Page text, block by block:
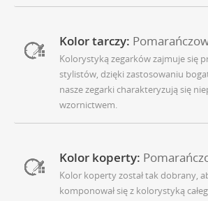
Kolor tarczy:
Kolorystyką zegarków zajmuje się
stylistów, dzięki zastosowaniu
nasze zegarki charakteryzują się
wzornictwem.
Kolor koperty:
Kolor koperty został tak dobrany,
komponował się z kolorystyką